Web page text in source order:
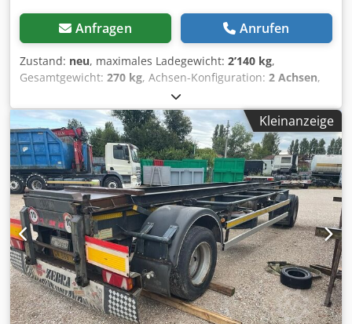
Anfragen Anrufen
Zustand: neu, maximales Ladegewicht: 2’140 kg,
Gesamtgewicht: 270 kg, Achsen-Konfiguration: 2 Achsen,
, Laderaumbreite:
Laderaumhöhe:610 mm, Gesamtbreite:2’190 mm,
Gesamthöhe:900 mm, Baujahr:2026, Sehr geehrte
Kundinnen und Kunden, bis einschließlich 12.08.2026
bleibt unser Betrieb geschlossen. In dringenden Fällen
erreichen Sie uns per WhatsApp unter: Vielen Dank für Ihr
Verständnis! Humbaur Fahrzeugtransporter FTK 27 40 22 -
Seilwindbock mit Seilwinde Preis - 4500¤ inkl. 19% MwST,
6,4% Übergabepauschale, und Fahrzeugpapiere!
Beschreibung: Mit dem neuen kippbaren
Fahrzeugtransporter FTK von Humbaur transportieren Sie
Ihr Fahrzeug komfortabel und sicher. Der FTK bietet die
Vorteile kippbarer Fahrzeuganhänger jetzt auch in der
Kompaktklasse. Ideal für KFZ-Reparaturservice-
Kleinanzeige